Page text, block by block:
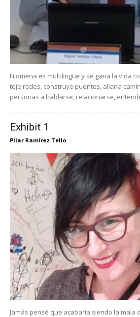
Filomena es multilingüe y se gana la vida
teje redes, construye puentes, allana
personas a hablarse, relacionarse,
Exhibit 1
Pilar Ramírez Tello
Jamás pensé que acabaría siendo la mala